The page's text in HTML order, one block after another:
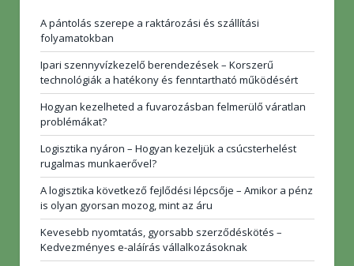
A pántolás szerepe a raktározási és szállítási
folyamatokban
Ipari szennyvízkezelő berendezések – Korszerű
technológiák a hatékony és fenntartható működésért
Hogyan kezelheted a fuvarozásban felmerülő váratlan
problémákat?
Logisztika nyáron – Hogyan kezeljük a csúcsterhelést
rugalmas munkaerővel?
A logisztika következő fejlődési lépcsője – Amikor a pénz
is olyan gyorsan mozog, mint az áru
Kevesebb nyomtatás, gyorsabb szerződéskötés –
Kedvezményes e-aláírás vállalkozásoknak